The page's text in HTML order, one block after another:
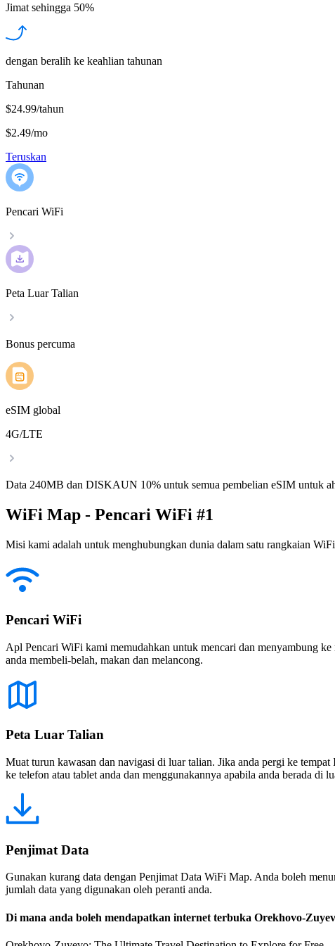
Jimat sehingga 50%
dengan beralih ke keahlian tahunan
Tahunan
$24.99/tahun
$2.49/mo
Teruskan
Pencari WiFi
Peta Luar Talian
Bonus percuma
eSIM global
4G/LTE
Data 240MB dan DISKAUN 10% untuk semua pembelian eSIM untuk
WiFi Map - Pencari WiFi #1
Misi kami adalah untuk menghubungkan dunia dalam satu rangkaian
Pencari WiFi
Apl Pencari WiFi kami memudahkan untuk mencari dan menyambung
anda membeli-belah, makan dan melancong.
Peta Luar Talian
Muat turun kawasan dan navigasi di luar talian. Jika anda pergi ke
ke telefon atau tablet anda dan menggunakannya apabila anda berada di
Penjimat Data
Gunakan kurang data dengan Penjimat Data WiFi Map. Anda boleh
jumlah data yang digunakan oleh peranti anda.
Di mana anda boleh mendapatkan internet terbuka Orekhovo-